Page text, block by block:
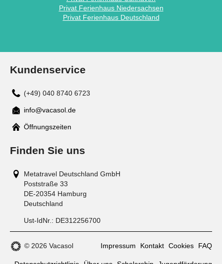
Privat Ferienhaus Niedersachsen
Privat Ferienhaus Deutschland
Kundenservice
(+49) 040 8740 6723
Mail
info@vacasol.de
Öffnungszeiten
Finden Sie uns
Metatravel Deutschland GmbH
Poststraße 33
DE-20354 Hamburg
Deutschland
Ust-IdNr.: DE312256700
© 2026 Vacasol Impressum Kontakt Cookies FAQ